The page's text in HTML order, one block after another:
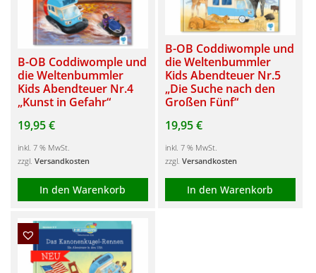
B-OB Coddiwomple und
die Weltenbummler
Kids Abendteuer Nr.4
„Kunst in Gefahr“
19,95€
inkl. 7 % MwSt.
zzgl. Versandkosten
In den Warenkorb
B-OB Coddiwomple und
die Weltenbummler
Kids Abendteuer Nr.5
„Die Suche nach den
Großen Fünf“
19,95€
inkl. 7 % MwSt.
zzgl. Versandkosten
In den Warenkorb